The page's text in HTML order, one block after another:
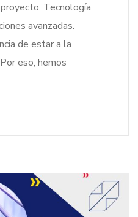
Tecnología
avanzadas.
de estar a la
eso, hemos